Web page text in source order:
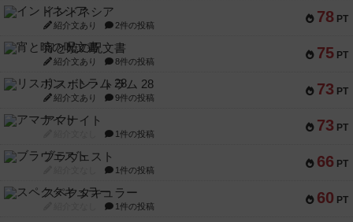
78 PT
インドネシア
紹介文あり 2件の投稿
75 PT
宵と暁の呪文書
紹介文あり 8件の投稿
73 PT
リスボン・トラム 28
紹介文あり 9件の投稿
73 PT
アマナイト
1件の投稿
66 PT
ブラヴェスト
1件の投稿
60 PT
スペクタキュラー
1件の投稿